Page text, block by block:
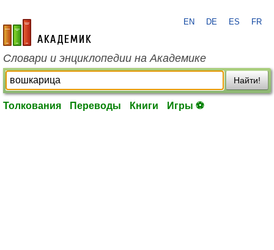
academic.ru
EN DE ES FR
Словари и энциклопедии на Академике
Найти!
Толкования Переводы Книги Игры ⚽